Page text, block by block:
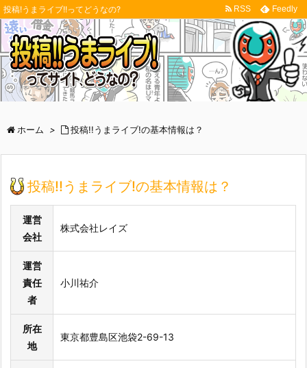
投稿!うまライブ!!ってどうなの? RSS Feedly
ホーム > 投稿!!うまライブ!の基本情報は？
投稿!!うまライブ!の基本情報は？
運営
会社
株式会社レイズ
運営
責任
者
小川祐介
所在
地
東京都豊島区池袋2-69-13